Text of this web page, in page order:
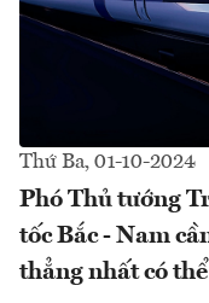
Thứ Ba, 01-10-2024
Phó Thủ tướng
tốc Bắc - Nam
thẳng nhất có thể